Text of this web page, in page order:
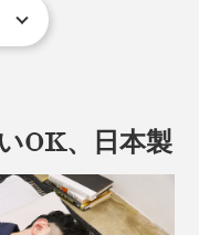
つが、体温で暖まっ
るから、朝までホッ
OK、日本製